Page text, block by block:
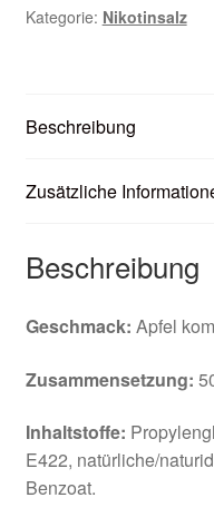
Kategorie: Nikotinsalz
Beschreibung
Zusätzliche
Beschreibung
Geschmack: Apfel
Zusammensetzung:
Inhaltstoffe:
E422, natürliche/
Benzoat.